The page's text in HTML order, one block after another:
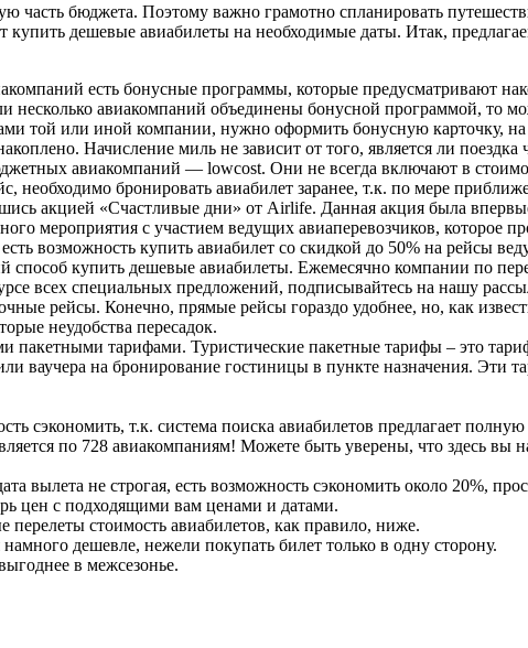
часть бюджета. Поэтому важно грамотно спланировать
дешевые авиабилеты на необходимые даты. Итак,
есть бонусные программы, которые предусматривают
несколько авиакомпаний объединены бонусной программой, то
той или иной компании, нужно оформить бонусную карточку, на
Начисление миль не зависит от того, является ли
авиакомпаний — lowcost. Они не всегда включают в
необходимо бронировать авиабилет заранее, т.к. по мере
акцией «Счастливые дни» от Airlife. Данная акция была
мероприятия с участием ведущих авиаперевозчиков,
возможность купить авиабилет со скидкой до 50% на рейсы
купить дешевые авиабилеты. Ежемесячно компании по
всех специальных предложений, подписывайтесь на нашу
рейсы. Конечно, прямые рейсы гораздо удобнее, но, как
неудобства пересадок.
пакетными тарифами. Туристические пакетные тарифы – это
ваучера на бронирование гостиницы в пункте назначения.
сэкономить, т.к. система поиска авиабилетов предлагает
по 728 авиакомпаниям! Можете быть уверены, что здесь вы
вылета не строгая, есть возможность сэкономить около 20%,
цен с подходящими вам ценами и датами.
стоимость авиабилетов, как правило, ниже.
дешевле, нежели покупать билет только в одну сторону.
в межсезонье.